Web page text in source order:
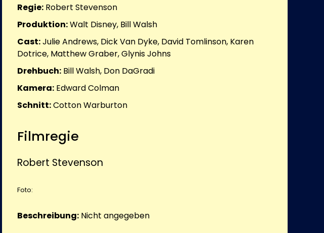
Regie: Robert Stevenson
Produktion:Walt Disney, Bill Walsh
Cast:Julie Andrews, Dick Van Dyke, David Tomlinson, Karen
Dotrice, Matthew Graber, Glynis Johns
Drehbuch: Bill Walsh, Don DaGradi
Kamera: Edward Colman
Schnitt:Cotton Warburton
Filmregie
Robert Stevenson
Foto:
Beschreibung: Nicht angegeben